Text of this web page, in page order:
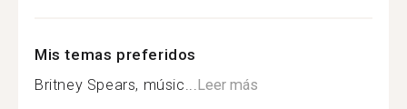
Mis temas preferidos
Britney Spears, músic...Leer más